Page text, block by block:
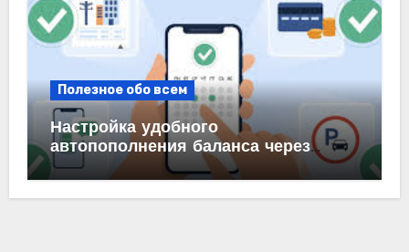
Полезное обо всем
Настройка удобного
автопополнения баланса через
автоплатеж на карте и в банке